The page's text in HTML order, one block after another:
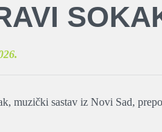
muzički sastav iz Novi Sad,